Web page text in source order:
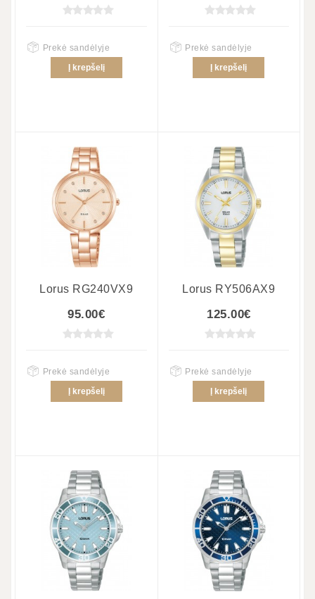
Prekė sandėlyje
Į krepšelį
Prekė sandėlyje
Į krepšelį
Lorus RG240VX9
95.00€
Prekė sandėlyje
Į krepšelį
Lorus RY506AX9
125.00€
Prekė sandėlyje
Į krepšelį